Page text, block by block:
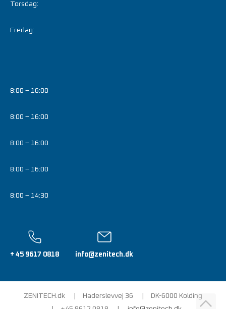
Torsdag:
Fredag:
8:00 – 16:00
8:00 – 16:00
8:00 – 16:00
8:00 – 16:00
8:00 – 14:30
+ 45 9617 0818 info@zenitech.dk
ZENITECH.dk Haderslevvej 36
DK-6000 Kolding